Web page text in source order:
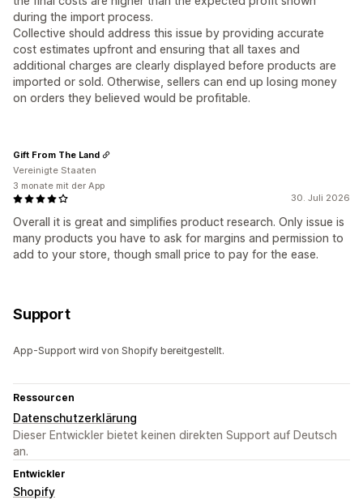
during the import process.
Collective should address this issue by providing accurate
cost estimates upfront and ensuring that all taxes and
additional charges are clearly displayed before products are
imported or sold. Otherwise, sellers can end up losing money
on orders they believed would be profitable.
30. Juli 2026
Overall it is great and simplifies product research. Only issue is
many products you have to ask for margins and permission to
add to your store, though small price to pay for the ease.
Gift From The Land
Vereinigte Staaten
3 monate mit der App
Support
App-Support wird von Shopify bereitgestellt.
Ressourcen
Datenschutzerklärung
Dieser Entwickler bietet keinen direkten Support auf Deutsch
an.
Entwickler
Shopify